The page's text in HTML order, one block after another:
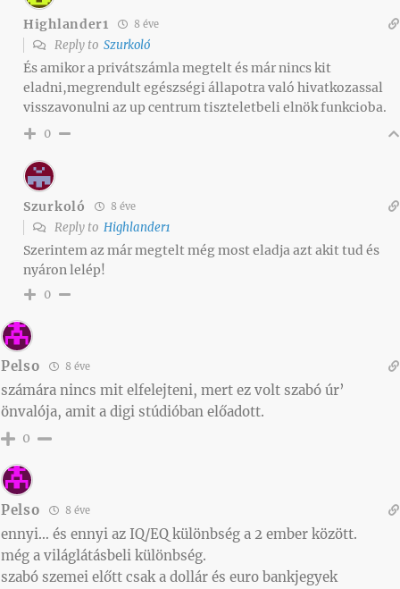
Highlander1 8 éve
Reply to Szurkoló
És amikor a privátszámla megtelt és már nincs kit
eladni,megrendult egészségi állapotra való hivatkozassal
visszavonulni az up centrum tiszteletbeli elnök funkcioba.
0
Szurkoló 8 éve
Reply to Highlander1
Szerintem az már megtelt még most eladja azt akit tud és
nyáron lelép!
0
Pelso 8 éve
számára nincs mit elfelejteni, mert ez volt szabó úr’
önvalója, amit a digi stúdióban előadott.
0
Pelso 8 éve
ennyi… és ennyi az IQ/EQ különbség a 2 ember között.
még a világlátásbeli különbség.
szabó szemei előtt csak a dollár és euro bankjegyek